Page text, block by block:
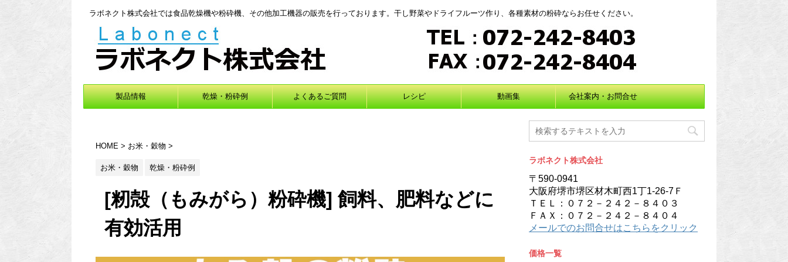
ラボネクト株式会社では食品乾燥機や粉砕機、その他加工機器の販売を行っております。干し野菜やドライフルーツ作り、各種素材の粉砕ならお任せください。
製品情報 乾燥・粉砕例 よくあるご質問 レシピ 動画集 会社案内・お問合せ
HOME > お米・穀物 >
お米・穀物 乾燥・粉砕例
[籾殻（もみがら）粉砕機] 飼料、肥料などに
有効活用
ラボネクト株式会社
〒590-0941
大阪府堺市堺区材木町西1丁1-26-7Ｆ
ＴＥＬ：０７２－２４２－８４０３
ＦＡＸ：０７２－２４２－８４０４
メールでのお問合せはこちらをクリック
価格一覧